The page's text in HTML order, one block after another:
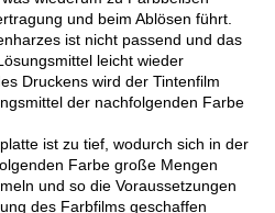
und beim Ablösen führt.
ist nicht passend und das
leicht wieder
Druckens wird der Tintenfilm
der nachfolgenden Farbe
ist zu tief, wodurch sich in der
Farbe große Mengen
und so die Voraussetzungen
des Farbfilms geschaffen